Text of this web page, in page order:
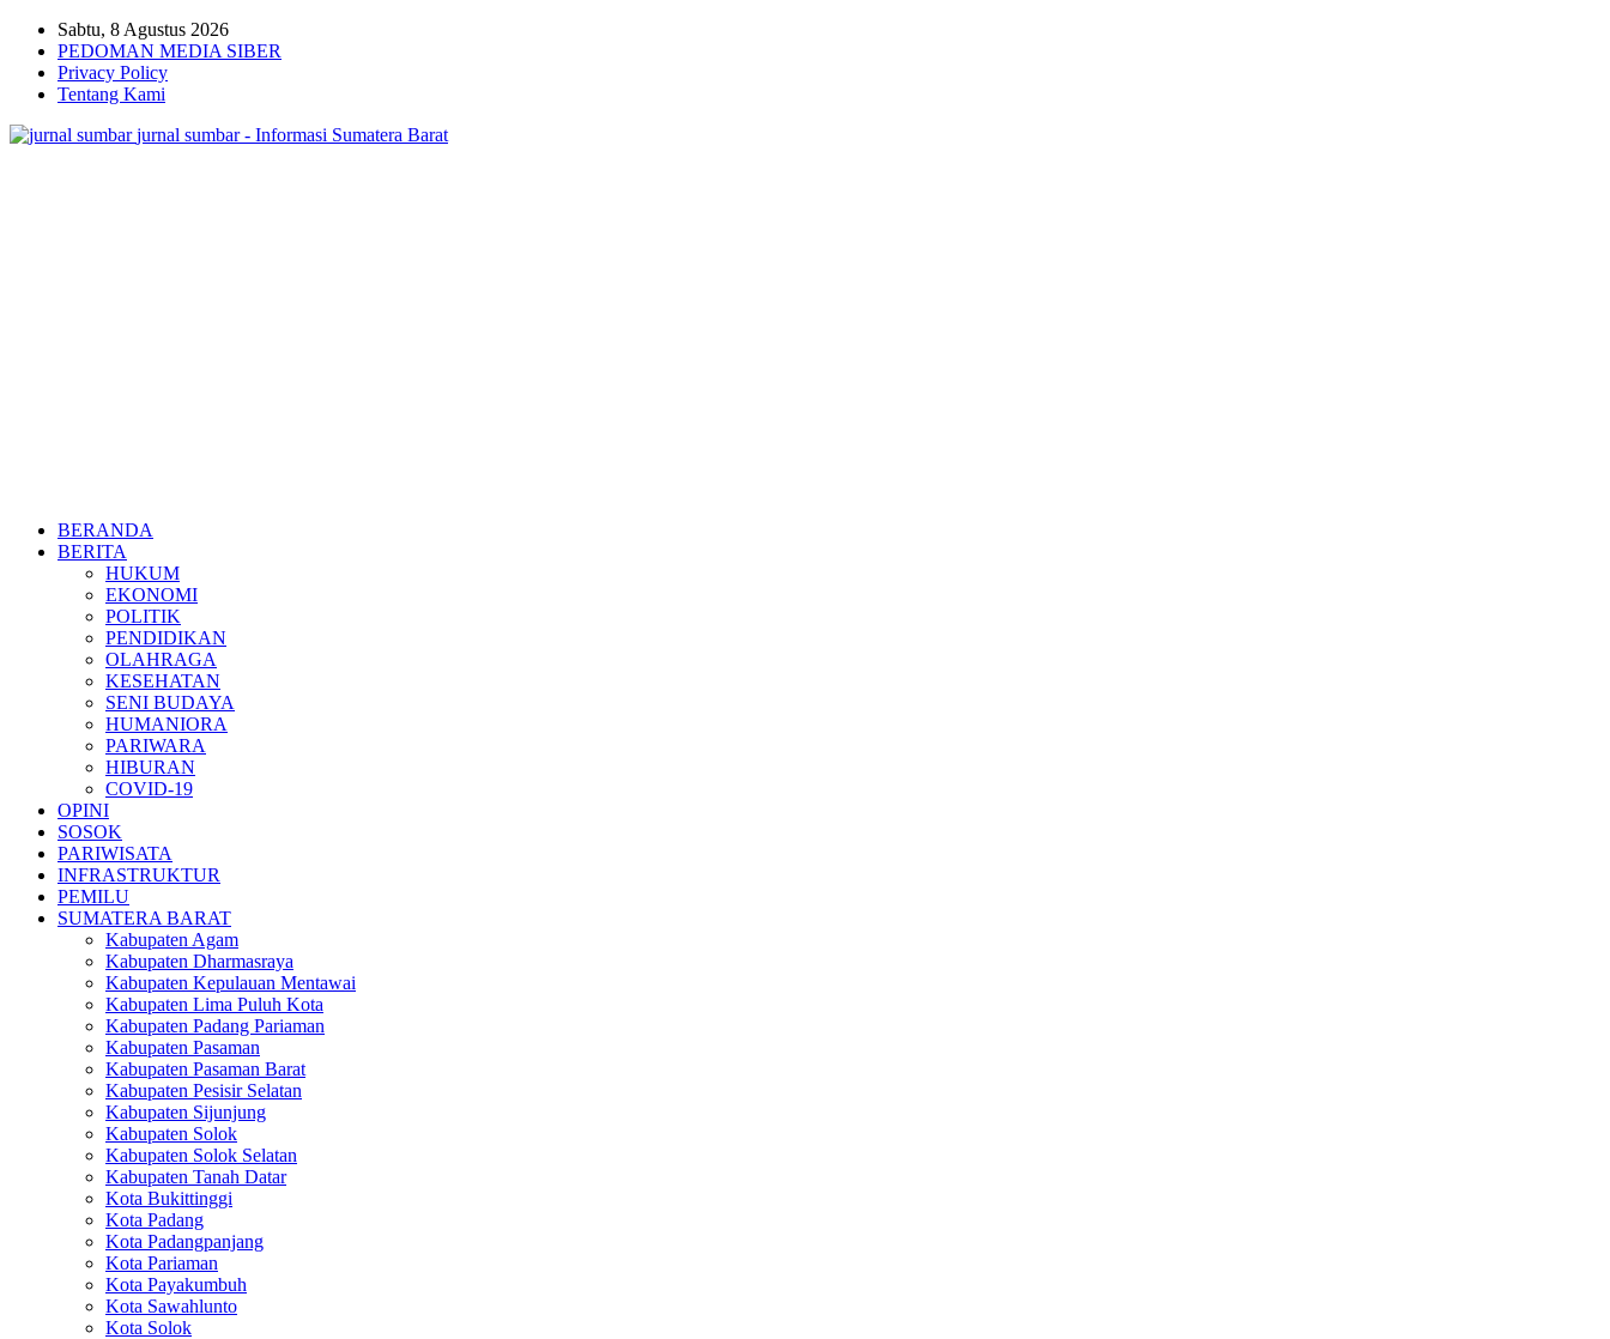
Sabtu, 8 Agustus 2026
PEDOMAN MEDIA SIBER
Privacy Policy
Tentang Kami
jurnal sumbar - Informasi Sumatera Barat
BERANDA
BERITA
HUKUM
EKONOMI
POLITIK
PENDIDIKAN
OLAHRAGA
KESEHATAN
SENI BUDAYA
HUMANIORA
PARIWARA
HIBURAN
COVID-19
OPINI
SOSOK
PARIWISATA
INFRASTRUKTUR
PEMILU
SUMATERA BARAT
Kabupaten Agam
Kabupaten Dharmasraya
Kabupaten Kepulauan Mentawai
Kabupaten Lima Puluh Kota
Kabupaten Padang Pariaman
Kabupaten Pasaman
Kabupaten Pasaman Barat
Kabupaten Pesisir Selatan
Kabupaten Sijunjung
Kabupaten Solok
Kabupaten Solok Selatan
Kabupaten Tanah Datar
Kota Bukittinggi
Kota Padang
Kota Padangpanjang
Kota Pariaman
Kota Payakumbuh
Kota Sawahlunto
Kota Solok